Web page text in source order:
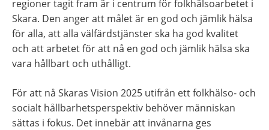
regioner tagit fram är i centrum för folkhälsoarbetet i
Skara. Den anger att målet är en god och jämlik hälsa
för alla, att alla välfärdstjänster ska ha god kvalitet
och att arbetet för att nå en god och jämlik hälsa ska
vara hållbart och uthålligt.
För att nå Skaras Vision 2025 utifrån ett folkhälso- och
socialt hållbarhetsperspektiv behöver människan
sättas i fokus. Det innebär att invånarna ges